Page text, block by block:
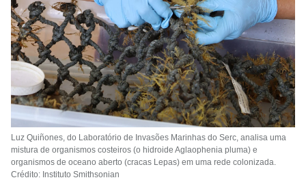
Luz Quiñones, do Laboratório de Invasões Marinhas do Serc, analisa uma
mistura de organismos costeiros (o hidroide Aglaophenia pluma) e
organismos de oceano aberto (cracas Lepas) em uma rede colonizada.
Crédito: Instituto Smithsonian